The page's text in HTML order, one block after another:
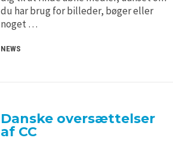
du har brug for billeder, bøger eller
noget …
NEWS
Danske oversættelser
af CC